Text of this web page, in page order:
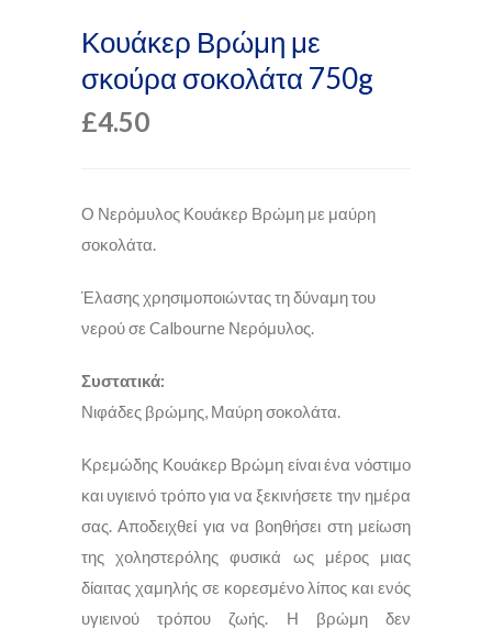
Κουάκερ Βρώμη με
σκούρα σοκολάτα 750g
£4.50
Ο Νερόμυλος Κουάκερ Βρώμη με μαύρη
σοκολάτα.
Έλασης χρησιμοποιώντας τη δύναμη του
νερού σε Calbourne Νερόμυλος.
Συστατικά:
Νιφάδες βρώμης, Μαύρη σοκολάτα.
Κρεμώδης Κουάκερ Βρώμη είναι ένα νόστιμο
και υγιεινό τρόπο για να ξεκινήσετε την ημέρα
σας. Αποδειχθεί για να βοηθήσει στη μείωση
της χοληστερόλης φυσικά ως μέρος μιας
δίαιτας χαμηλής σε κορεσμένο λίπος και ενός
υγιεινού τρόπου ζωής. Η βρώμη δεν